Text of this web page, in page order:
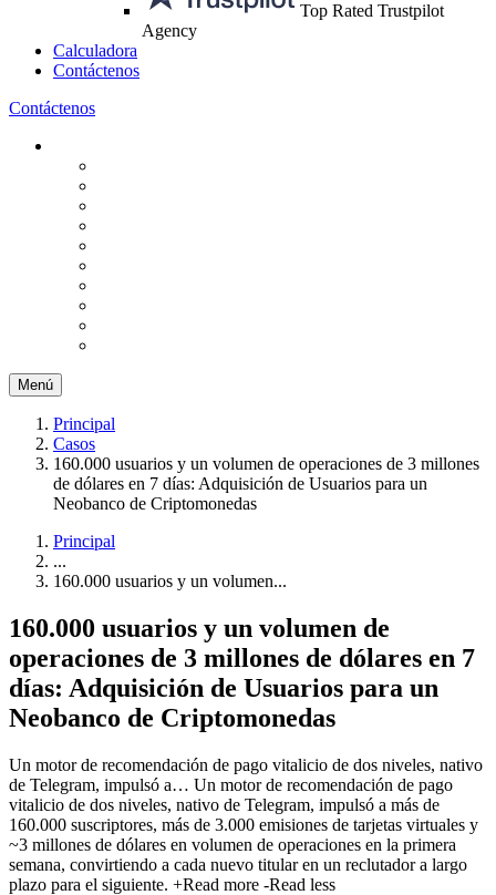
Top Rated Trustpilot
Agency
Calculadora
Contáctenos
Contáctenos
Menú
Principal
Casos
160.000 usuarios y un volumen de operaciones de 3 millones
de dólares en 7 días: Adquisición de Usuarios para un
Neobanco de Criptomonedas
Principal
...
160.000 usuarios y un volumen...
160.000 usuarios y un volumen de
operaciones de 3 millones de dólares en 7
días: Adquisición de Usuarios para un
Neobanco de Criptomonedas
Un motor de recomendación de pago vitalicio de dos niveles, nativo
de Telegram, impulsó a… Un motor de recomendación de pago
vitalicio de dos niveles, nativo de Telegram, impulsó a más de
160.000 suscriptores, más de 3.000 emisiones de tarjetas virtuales y
~3 millones de dólares en volumen de operaciones en la primera
semana, convirtiendo a cada nuevo titular en un reclutador a largo
plazo para el siguiente. +Read more -Read less